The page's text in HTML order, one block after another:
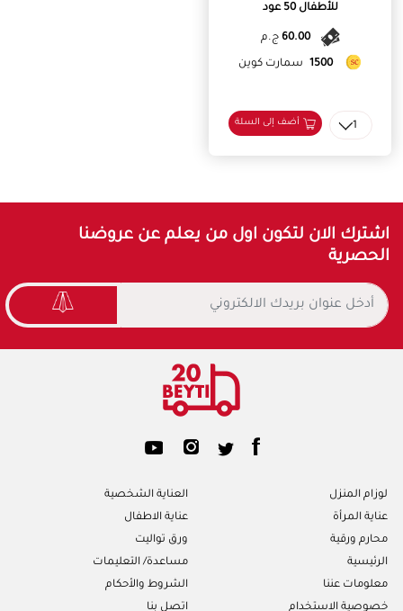
للأطفال 50 عود
60.00 ج.م
1500 سمارت كوين
1 أضف إلى السلة
اشترك الان لتكون اول من يعلم عن عروضنا
الحصرية
لوزام المنزل
العناية الشخصية
عناية المرأة
عناية الاطفال
محارم ورقية
ورق تواليت
الرئيسية
مساعدة/ التعليمات
معلومات عننا
الشروط والأحكام
خصوصية الاستخدام
اتصل بنا